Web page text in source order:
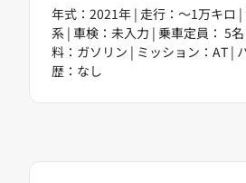
年式：2021年 | 走行：～1万キロ
系 | 車検：未入力 | 乗車定員： 5
料：ガソリン | ミッション：AT |
歴：なし